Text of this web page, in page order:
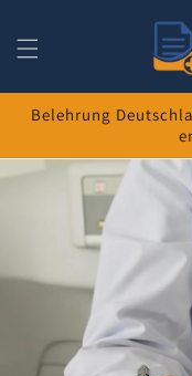
Inhalt
Belehrung